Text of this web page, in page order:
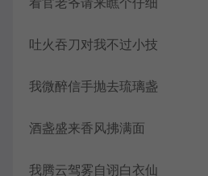
吐火吞刀对我不过小技
我微醉信手抛去琉璃盏
酒盏盛来香风拂满面
我腾云驾雾自诩白衣仙